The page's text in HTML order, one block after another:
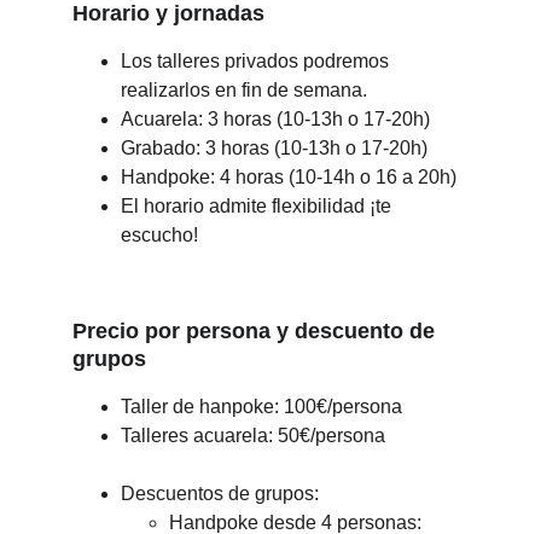
Horario y jornadas
Los talleres privados podremos
realizarlos en fin de semana.
Acuarela: 3 horas (10-13h o 17-20h)
Grabado: 3 horas (10-13h o 17-20h)
Handpoke: 4 horas (10-14h o 16 a 20h)
El horario admite flexibilidad ¡te
escucho!
Precio por persona y descuento de
grupos
Taller de hanpoke: 100€/persona
Talleres acuarela: 50€/persona
Descuentos de grupos:
Handpoke desde 4 personas: